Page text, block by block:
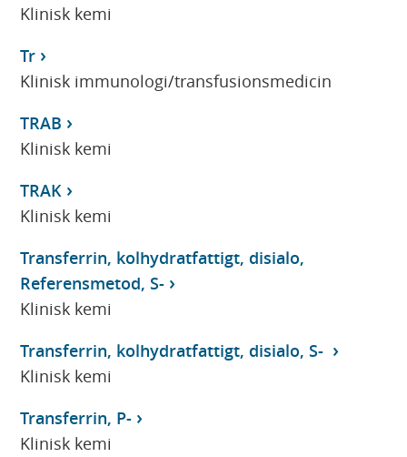
Klinisk kemi
Tr
Klinisk immunologi/transfusionsmedicin
TRAB
Klinisk kemi
TRAK
Klinisk kemi
Transferrin, kolhydratfattigt, disialo,
Referensmetod, S-
Klinisk kemi
Transferrin, kolhydratfattigt, disialo, S-
Klinisk kemi
Transferrin, P-
Klinisk kemi